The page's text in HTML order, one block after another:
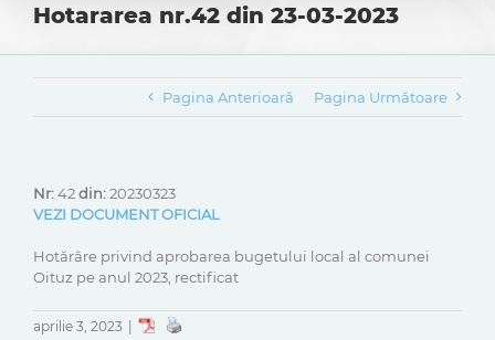
Hotararea nr.42 din 23-03-2023
Pagina Anterioară Pagina Următoare
Nr:42din:20230323
VEZI DOCUMENT OFICIAL
Hotărâre privind aprobarea bugetului local al comunei
Oituz pe anul 2023, rectificat
aprilie 3, 2023